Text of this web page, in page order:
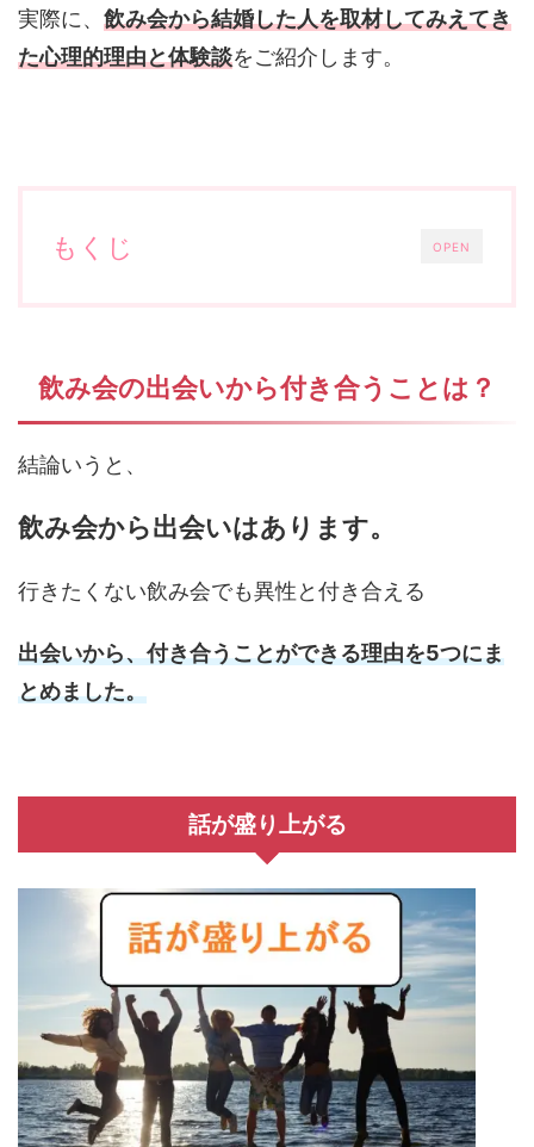
実際に、 飲み会から結婚した人を取材してみえてき
た心理的理由と体験談をご紹介します。
OPEN
もくじ
飲み会の出会いから付き合うことは？
結論いうと、
飲み会から出会いはあります。
行きたくない飲み会でも異性と付き合える
出会いから、付き合うことができる理由を5つにま
とめました。
話が盛り上がる